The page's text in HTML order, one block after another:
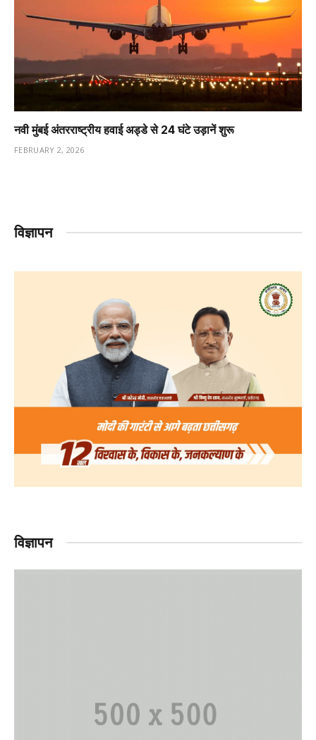
नवी मुंबई अंतरराष्ट्रीय हवाई अड्डे से 24 घंटे उड़ानें शुरू
FEBRUARY 2, 2026
विज्ञापन
विज्ञापन